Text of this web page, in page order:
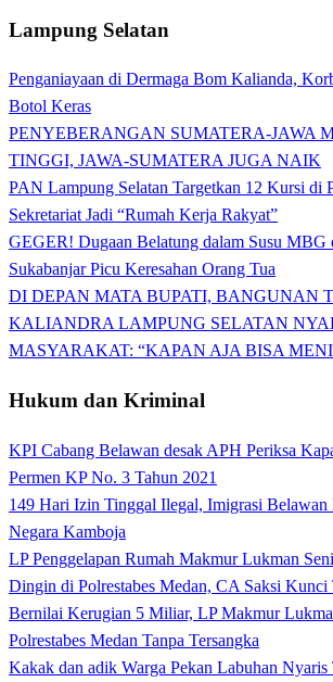
Lampung Selatan
Penganiayaan di Dermaga Bom Kalianda,
Botol Keras
PENYEBERANGAN SUMATERA-JAWA
TINGGI, JAWA-SUMATERA JUGA NAIK
PAN Lampung Selatan Targetkan 12 Kursi di
Sekretariat Jadi “Rumah Kerja Rakyat”
GEGER! Dugaan Belatung dalam Susu MBG
Sukabanjar Picu Keresahan Orang Tua
DI DEPAN MATA BUPATI, BANGUNAN
KALIANDRA LAMPUNG SELATAN
MASYARAKAT: “KAPAN AJA BISA
Hukum dan Kriminal
KPI Cabang Belawan desak APH Periksa
Permen KP No. 3 Tahun 2021
149 Hari Izin Tinggal Ilegal, Imigrasi Belawan
Negara Kamboja
LP Penggelapan Rumah Makmur Lukman
Dingin di Polrestabes Medan, CA Saksi Kunci
Bernilai Kerugian 5 Miliar, LP Makmur
Polrestabes Medan Tanpa Tersangka
Kakak dan adik Warga Pekan Labuhan Nyaris